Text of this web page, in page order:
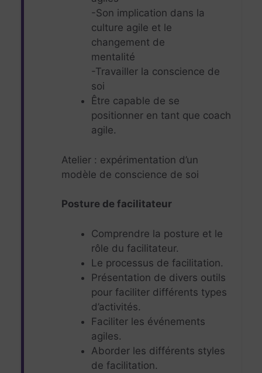
-Son implication dans la
culture agile et le
changement de
mentalité
-Travailler la conscience de
soi
Être capable de se
positionner en tant que coach
agile.
Atelier : expérimentation d’un
modèle de conscience de soi
Posture de facilitateur
Comprendre la posture et le
rôle du facilitateur.
Le processus de facilitation.
Présentation de divers outils
pour faciliter différents types
d’activités.
Faciliter les événements
agiles.
Aborder les différents styles
de facilitation.